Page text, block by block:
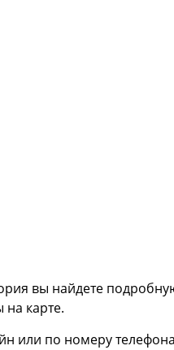
вы найдете
на карте.
или по номеру